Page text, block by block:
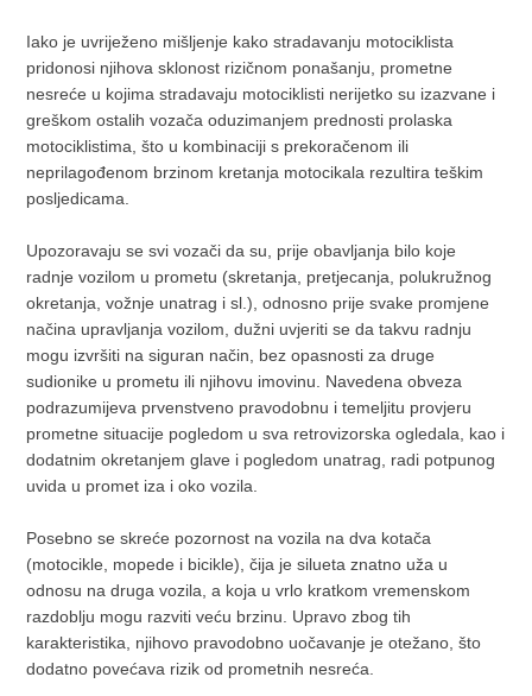
Iako je uvriježeno mišljenje kako stradavanju motociklista
pridonosi njihova sklonost rizičnom ponašanju, prometne
nesreće u kojima stradavaju motociklisti nerijetko su izazvane i
greškom ostalih vozača oduzimanjem prednosti prolaska
motociklistima, što u kombinaciji s prekoračenom ili
neprilagođenom brzinom kretanja motocikala rezultira teškim
posljedicama.
Upozoravaju se svi vozači da su, prije obavljanja bilo koje
radnje vozilom u prometu (skretanja, pretjecanja, polukružnog
okretanja, vožnje unatrag i sl.), odnosno prije svake promjene
načina upravljanja vozilom, dužni uvjeriti se da takvu radnju
mogu izvršiti na siguran način, bez opasnosti za druge
sudionike u prometu ili njihovu imovinu. Navedena obveza
podrazumijeva prvenstveno pravodobnu i temeljitu provjeru
prometne situacije pogledom u sva retrovizorska ogledala, kao i
dodatnim okretanjem glave i pogledom unatrag, radi potpunog
uvida u promet iza i oko vozila.
Posebno se skreće pozornost na vozila na dva kotača
(motocikle, mopede i bicikle), čija je silueta znatno uža u
odnosu na druga vozila, a koja u vrlo kratkom vremenskom
razdoblju mogu razviti veću brzinu. Upravo zbog tih
karakteristika, njihovo pravodobno uočavanje je otežano, što
dodatno povećava rizik od prometnih nesreća.